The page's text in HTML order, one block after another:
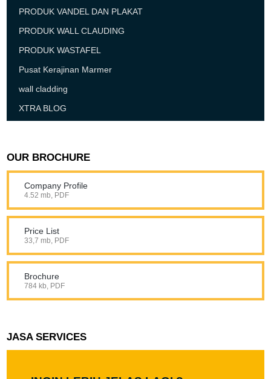
PRODUK VANDEL DAN PLAKAT
PRODUK WALL CLAUDING
PRODUK WASTAFEL
Pusat Kerajinan Marmer
wall cladding
XTRA BLOG
OUR BROCHURE
Company Profile
4.52 mb, PDF
Price List
33,7 mb, PDF
Brochure
784 kb, PDF
JASA SERVICES